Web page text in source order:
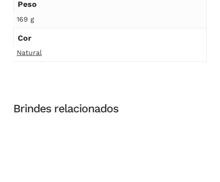
Peso
169 g
Cor
Natural
Brindes relacionados